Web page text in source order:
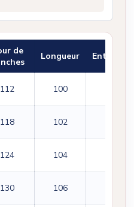
de
Longueur
112 100
118 102
124 104
130 106